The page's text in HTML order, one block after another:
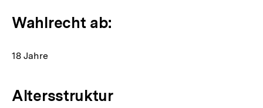
Wahlrecht ab:
18 Jahre
Altersstruktur